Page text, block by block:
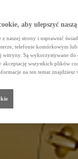
aby ulepszyć
z naszej strony i usprawnić
telefonie komórkowym
witryny. Są wykorzystywane do
wszystkich plików
na ten temat znajdziesz